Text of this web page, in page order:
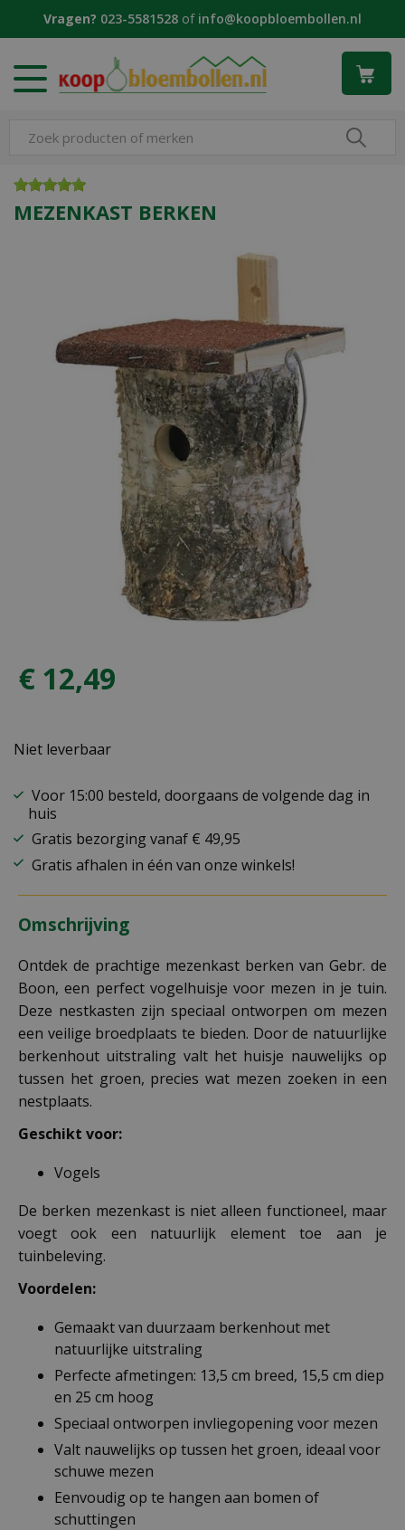
Vragen? 023-5581528 of info@koopbloembollen.nl
MEZENKAST BERKEN
€ 12,49
Niet leverbaar
Voor 15:00 besteld, doorgaans de volgende dag in
huis
Gratis bezorging vanaf € 49,95
Gratis afhalen in één van onze winkels!
Omschrijving
Ontdek de prachtige mezenkast berken van Gebr. de
Boon, een perfect vogelhuisje voor mezen in je tuin.
Deze nestkasten zijn speciaal ontworpen om mezen
een veilige broedplaats te bieden. Door de natuurlijke
berkenhout uitstraling valt het huisje nauwelijks op
tussen het groen, precies wat mezen zoeken in een
nestplaats.
Geschikt voor:
Vogels
De berken mezenkast is niet alleen functioneel, maar
voegt ook een natuurlijk element toe aan je
tuinbeleving.
Voordelen:
Gemaakt van duurzaam berkenhout met
natuurlijke uitstraling
Perfecte afmetingen: 13,5 cm breed, 15,5 cm diep
en 25 cm hoog
Speciaal ontworpen invliegopening voor mezen
Valt nauwelijks op tussen het groen, ideaal voor
schuwe mezen
Eenvoudig op te hangen aan bomen of
schuttingen